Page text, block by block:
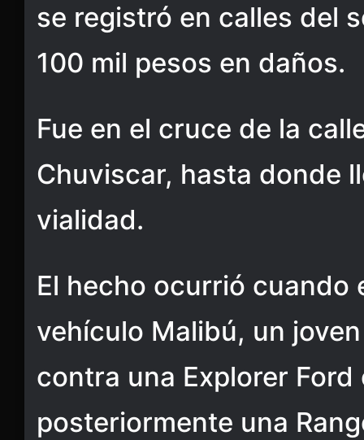
se registró en calles del
100 mil pesos en daños.
Fue en el cruce de la
Chuviscar, hasta donde
vialidad.
El hecho ocurrió cuando
vehículo Malibú, un
contra una Explorer
posteriormente una